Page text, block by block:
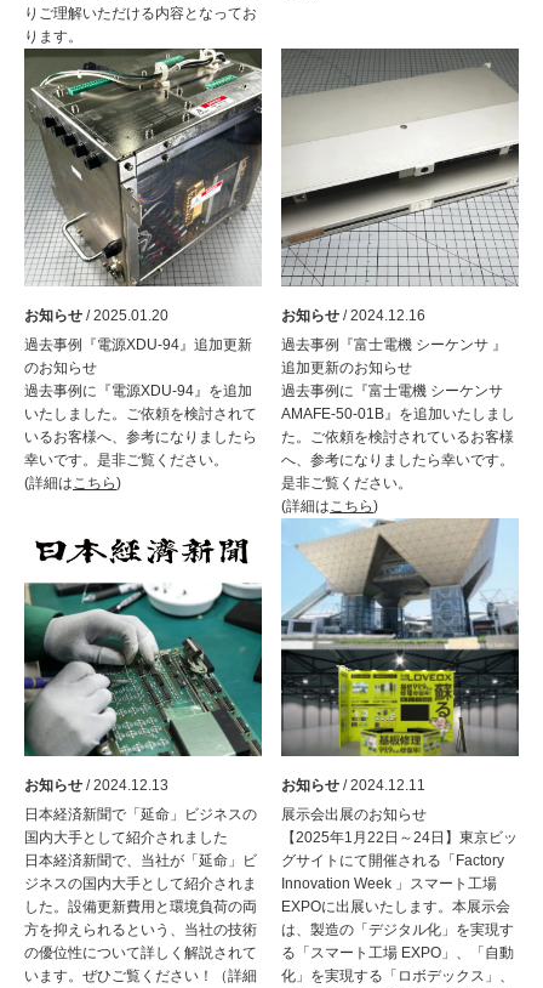
りご理解いただける内容となってお
ります。
お知らせ / 2025.01.20
過去事例『電源XDU-94』追加更新
のお知らせ
過去事例に『電源XDU-94』を追加
いたしました。ご依頼を検討されて
いるお客様へ、参考になりましたら
幸いです。是非ご覧ください。
(詳細は こちら)
お知らせ / 2024.12.16
過去事例『富士電機 シーケンサ 』
追加更新のお知らせ
過去事例に『富士電機 シーケンサ
AMAFE-50-01B』を追加いたしまし
た。ご依頼を検討されているお客様
へ、参考になりましたら幸いです。
是非ご覧ください。
(詳細は こちら)
お知らせ / 2024.12.13
日本経済新聞で「延命」ビジネスの
国内大手として紹介されました
日本経済新聞で、当社が「延命」ビ
ジネスの国内大手として紹介されま
した。設備更新費用と環境負荷の両
方を抑えられるという、当社の技術
の優位性について詳しく解説されて
います。ぜひご覧ください！（詳細
お知らせ / 2024.12.11
展示会出展のお知らせ
【2025年1月22日～24日】東京ビッ
グサイトにて開催される「Factory
Innovation Week 」スマート工場
EXPOに出展いたします。本展示会
は、製造の「デジタル化」を実現す
る「スマート工場 EXPO」、「自動
化」を実現する「ロボデックス」、